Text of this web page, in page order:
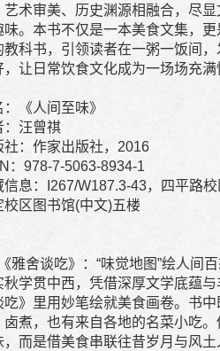
艺术审美、历史渊源相融合，尽
味。本书不仅是一本美食文集，
教科书，引领读者在一粥一饭间
，让日常饮食文化成为一场场充满
：《人间至味》
：汪曾祺
社：作家出版社，2016
：978-7-5063-8934-1
信息：I267/W187.3-43，四平路
校区图书馆(中文)五楼
雅舍谈吃》：“味觉地图”绘人间
秋学贯中西，凭借深厚文学底蕴
吃》里用妙笔绘就美食画卷。书
卤煮，也有来自各地的名菜小吃
，而是借美食串联往昔岁月与风